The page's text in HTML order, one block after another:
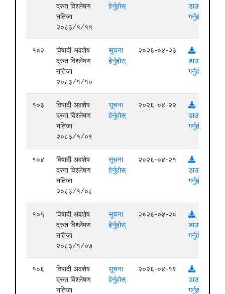
द्रुत विश्लेषण
नतिजा
२०८३/१/११
हेर्नुहोस्
डाउनलोड
गर्नुहोस्
१०२
विषादी अवशेष
द्रुत विश्लेषण
नतिजा
२०८३/१/१०
सूचना
हेर्नुहोस्
२०२६-०४-२३
डाउनलोड
गर्नुहोस्
१०३
विषादी अवशेष
द्रुत विश्लेषण
नतिजा
२०८३/१/०९
सूचना
हेर्नुहोस्
२०२६-०४-२२
डाउनलोड
गर्नुहोस्
१०४
विषादी अवशेष
द्रुत विश्लेषण
नतिजा
२०८३/१/०८
सूचना
हेर्नुहोस्
२०२६-०४-२१
डाउनलोड
गर्नुहोस्
१०५
विषादी अवशेष
द्रुत विश्लेषण
नतिजा
२०८३/१/०७
सूचना
हेर्नुहोस्
२०२६-०४-२०
डाउनलोड
गर्नुहोस्
१०६
विषादी अवशेष
द्रुत विश्लेषण
नतिजा
सूचना
हेर्नुहोस्
२०२६-०४-१९
डाउनलोड
गर्नुहोस्